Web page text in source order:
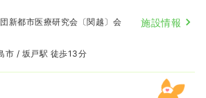
新都市医療研究会〔関越〕会 施設情報
市 / 坂戸駅 徒歩13分